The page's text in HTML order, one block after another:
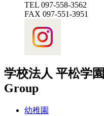
TEL 097-558-3562
FAX 097-551-3951
学校法人 平松学園
Group
幼稚園